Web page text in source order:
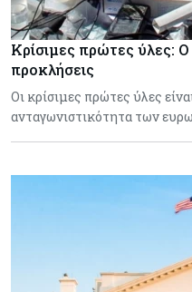
Κρίσιμες πρώτες ύλες:
προκλήσεις
Οι κρίσιμες πρώτες ύλες
ανταγωνιστικότητα των